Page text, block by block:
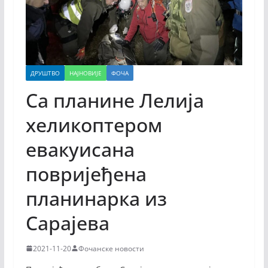
ДРУШТВО НАЈНОВИЈЕ ФОЧА
Са планине Лелија
хеликоптером
евакуисана
повријеђена
планинарка из
Сарајева
2021-11-20 Фочанске новости